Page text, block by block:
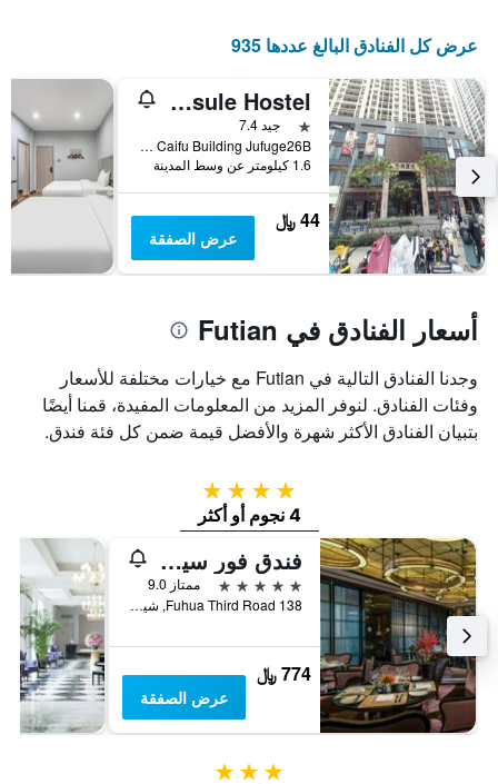
عرض كل الفنادق البالغ عددها 935
The Xiao Youzi Capsule Hostel
نجمة واحدة
جيد 7.4
Fu Hua Lu Caifu Building Jufuge26B, شينزهين, الصين
1.6 كيلومتر عن وسط المدينة
44 ﷼
عرض الصفقة
أسعار الفنادق في Futian
وجدنا الفنادق التالية في Futian مع خيارات مختلفة للأسعار
وفئات الفنادق. لنوفر المزيد من المعلومات المفيدة، قمنا أيضًا
بتبيان الفنادق الأكثر شهرة والأفضل قيمة ضمن كل فئة فندق.
4 نجوم
4 نجوم أو أكثر
فندق فور سيزونز شينزين
5 نجوم
ممتاز 9.0
138 Fuhua Third Road, شينزهين, الصين
774 ﷼
عرض الصفقة
3 نجوم